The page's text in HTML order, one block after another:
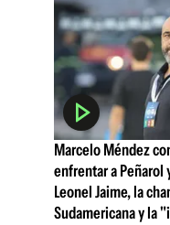
Marcelo Méndez
enfrentar a Peñarol
Leonel Jaime, la
Sudamericana y la